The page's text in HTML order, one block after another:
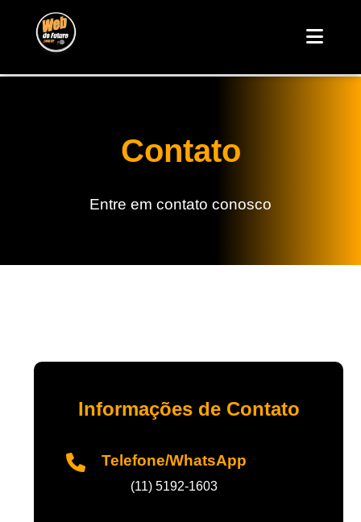
Contato
Entre em contato conosco
Informações de Contato
Telefone/WhatsApp
(11) 5192-1603